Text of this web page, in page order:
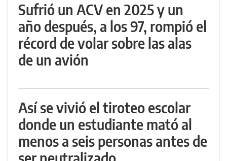
Sufrió un ACV en 2025 y un
año después, a los 97, rompió el
récord de volar sobre las alas
de un avión
Así se vivió el tiroteo escolar
donde un estudiante mató al
menos a seis personas antes de